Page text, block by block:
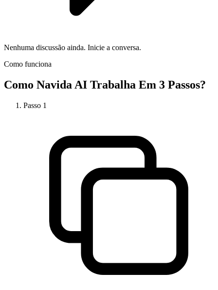
Nenhuma discussão ainda. Inicie a conversa.
Como funciona
Como Navida AI Trabalha Em 3 Passos?
Passo 1